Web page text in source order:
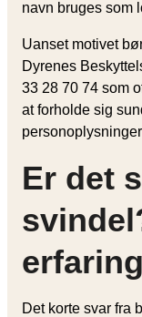
navn bruges som
Uanset motivet
Dyrenes
33 28 70 74 som
at forholde sig
Er det
Det korte svar fra